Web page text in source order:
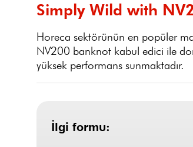
Simply Wild with
Horeca sektörünün en popüler
NV200 banknot kabul edici ile
yüksek performans sunmaktadır.
İlgi formu: